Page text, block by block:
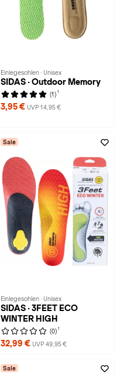
Einlegesohlen · Unisex
SIDAS · Outdoor Memory
(1) 1
3,95 € UVP 14,95 €
Sale
Einlegesohlen · Unisex
SIDAS · 3FEET ECO
WINTER HIGH
(0) 1
32,99 € UVP 49,95 €
Sale